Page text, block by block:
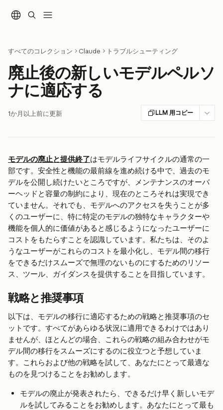
すべてのコレクション Claude トラブルシューティング
廃止後の新しいモデルペルソ
ナに適応する
1か月以上前に更新 LLM 用コピー
モデルの廃止と提供終了はモデルライフサイクルの通常の一
部です。安全性と機能の最前線を進め続ける中で、過去のモ
デルを公開し続けたいところですが、メンテナンスのオーバ
ーヘッドと容量の制約により、現在のところそれは実現でき
ていません。それでも、モデルへのアクセスを失うことが多
くのユーザーに、特に特定のモデルの独特なキャラクターや
機能を個人的に価値があると感じるようになったユーザーに
コストをもたらすことを認識しています。私たちは、そのよ
うなユーザーがこれらのコストを最小化し、モデル間の移行
をできるだけスムーズで無理のないものにするためのリソー
ス、ツール、ガイダンスを提供することを目指しています。
戦略と推奨事項
以下は、モデルの移行に適応するための戦略と推奨事項のセ
ットです。すべてがあらゆる状況に適用できるわけではあり
ませんが、ほとんどの場合、これらの戦略の組み合わせがモ
デル間の移行をスムーズにするのに役立つと予想していま
す。これらおよび他の戦略を試して、あなたにとって最適な
ものを見つけることをお勧めします。
モデルの廃止が発表されたら、できるだけ早く新しいモデ
ルを試してみることをお勧めします。あなたにとって最も